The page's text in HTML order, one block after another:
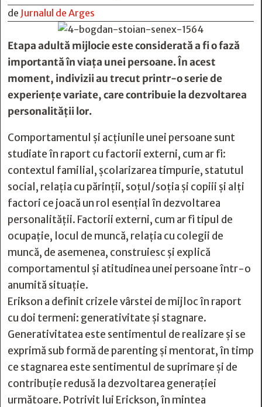
de Jurnalul de Arges
Etapa adultă mijlocie este considerată a fi o fază
importantă în viața unei persoane. În acest
moment, indivizii au trecut printr-o serie de
experiențe variate, care contribuie la dezvoltarea
personalității lor.
Comportamentul și acțiunile unei persoane sunt
studiate în raport cu factorii externi, cum ar fi:
contextul familial, școlarizarea timpurie, statutul
social, relația cu părinții, soțul/soția și copiii și alți
factori ce joacă un rol esențial în dezvoltarea
personalității. Factorii externi, cum ar fi tipul de
ocupație, locul de muncă, relația cu colegii de
muncă, de asemenea, construiesc și explică
comportamentul și atitudinea unei persoane într-o
anumită situație.
Erikson a definit crizele vârstei de mijloc în raport
cu doi termeni: generativitate și stagnare.
Generativitatea este sentimentul de realizare și se
exprimă sub formă de parenting și mentorat, în timp
ce stagnarea este sentimentul de suprimare și de
contribuție redusă la dezvoltarea generației
următoare. Potrivit lui Erickson, în mintea